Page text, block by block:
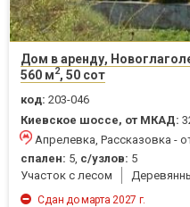
Дом в аренду,
560 м2, 50 сот
код: 203-046
Киевское шоссе, от МКАД:
Апрелевка, Рассказовка -
спален: 5, с/узлов: 5
Участок с лесом
Сдан до марта 2027 г.